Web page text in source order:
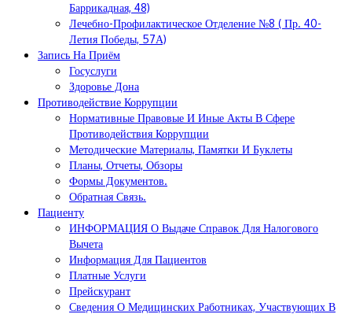
Баррикадная, 48)
Лечебно-Профилактическое Отделение №8 ( Пр. 40-
Летия Победы, 57А)
Запись На Приём
Госуслуги
Здоровье Дона
Противодействие Коррупции
Нормативные Правовые И Иные Акты В Сфере
Противодействия Коррупции
Методические Материалы, Памятки И Буклеты
Планы, Отчеты, Обзоры
Формы Документов.
Обратная Связь.
Пациенту
ИНФОРМАЦИЯ О Выдаче Справок Для Налогового
Вычета
Информация Для Пациентов
Платные Услуги
Прейскурант
Сведения О Медицинских Работниках, Участвующих В